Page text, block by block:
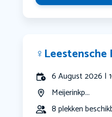
‍♀️Leestensche
6 August 2026 |
Meijerinkp...
8 plekken